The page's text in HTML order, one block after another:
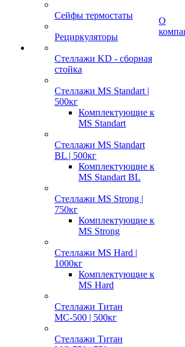
Сейфы термостаты
Рециркуляторы
Стеллажи KD - сборная
стойка
Стеллажи MS Standart |
500кг
Комплектующие к
MS Standart
Стеллажи MS Standart
BL | 500кг
Комплектующие к
MS Standart BL
Стеллажи MS Strong |
750кг
Комплектующие к
MS Strong
Стеллажи MS Hard |
1000кг
Комплектующие к
MS Hard
Стеллажи Титан
МС-500 | 500кг
Стеллажи Титан
О